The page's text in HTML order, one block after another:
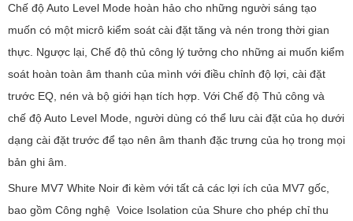
Chế độ Auto Level Mode hoàn hảo cho những người sáng tạo
muốn có một micrô kiểm soát cài đặt tăng và nén trong thời gian
thực. Ngược lại, Chế độ thủ công lý tưởng cho những ai muốn kiểm
soát hoàn toàn âm thanh của mình với điều chỉnh độ lợi, cài đặt
trước EQ, nén và bộ giới hạn tích hợp. Với Chế độ Thủ công và
chế độ Auto Level Mode, người dùng có thể lưu cài đặt của họ dưới
dạng cài đặt trước để tạo nên âm thanh đặc trưng của họ trong mọi
bản ghi âm.
Shure MV7 White Noir đi kèm với tất cả các lợi ích của MV7 gốc,
bao gồm Công nghệ Voice Isolation của Shure cho phép chỉ thu